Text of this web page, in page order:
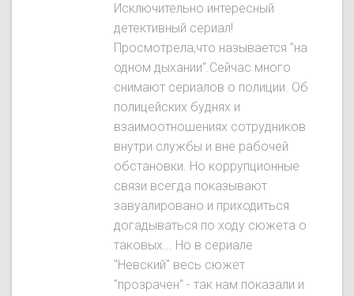
Исключительно интересный
детективный сериал!
Просмотрела,что называется "на
одном дыхании".Сейчас много
снимают сериалов о полиции. Об
полицейских буднях и
взаимоотношениях сотрудников
внутри службы и вне рабочей
обстановки. Но коррупционные
связи всегда показывают
завуалировано и приходиться
догадываться по ходу сюжета о
таковых... Но в сериале
"Невский" весь сюжет
"прозрачен" - так нам показали и